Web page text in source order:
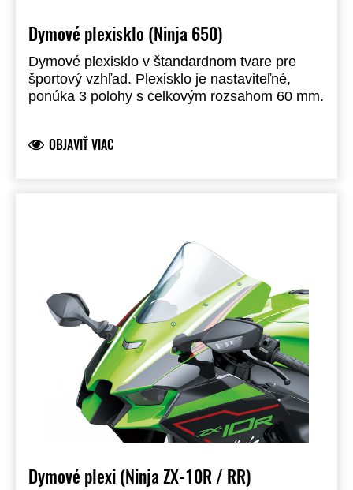
Dymové plexisklo (Ninja 650)
Dymové plexisklo v štandardnom tvare pre
športový vzhľad. Plexisklo je nastaviteľné,
ponúka 3 polohy s celkovým rozsahom 60 mm.
OBJAVIŤ VIAC
Dymové plexi (Ninja ZX-10R / RR)